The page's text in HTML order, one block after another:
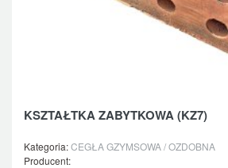
KSZTAŁTKA ZABYTKOWA (KZ7)
Kategoria:CEGŁA GZYMSOWA / OZDOBNA
Producent: